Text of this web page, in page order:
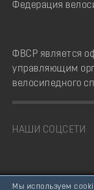
Федерация
ФВСР является
управляющим
велосипедного
НАШИ СОЦСЕТИ
Мы используем